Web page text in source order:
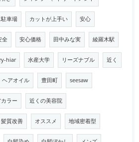
車場 カットが上手い 安心
全 安心価格 田中みな実 綾羅木駅
hiar 水産大学 リーズナブル 近く
ヘアオイル 豊田町 seesaw
ラー 近くの美容院
髪質改善 オススメ 地域密着型